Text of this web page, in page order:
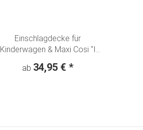
Einschlagdecke für
Kinderwagen & Maxi Cosi "I
ab 34,95 € *